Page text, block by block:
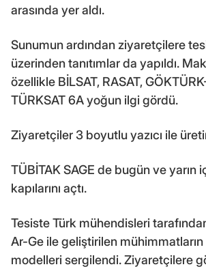
arasında yer aldı.
Sunumun ardından ziyaretçilere
üzerinden tanıtımlar da yapıldı.
özellikle BİLSAT, RASAT,
TÜRKSAT 6A yoğun ilgi gördü.
Ziyaretçiler 3 boyutlu yazıcı ile
TÜBİTAK SAGE de bugün ve yarın
kapılarını açtı.
Tesiste Türk mühendisleri
Ar-Ge ile geliştirilen
modelleri sergilendi. Ziyaretçilere